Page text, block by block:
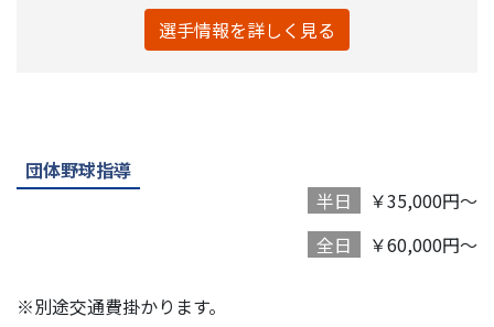
選手情報を詳しく見る
団体野球指導
半日
￥35,000円～
全日
￥60,000円～
※別途交通費掛かります。